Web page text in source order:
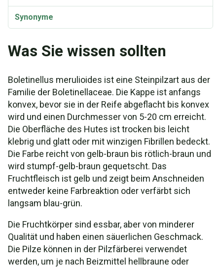
Synonyme
Was Sie wissen sollten
Boletinellus merulioides ist eine Steinpilzart aus der
Familie der Boletinellaceae. Die Kappe ist anfangs
konvex, bevor sie in der Reife abgeflacht bis konvex
wird und einen Durchmesser von 5-20 cm erreicht.
Die Oberfläche des Hutes ist trocken bis leicht
klebrig und glatt oder mit winzigen Fibrillen bedeckt.
Die Farbe reicht von gelb-braun bis rötlich-braun und
wird stumpf-gelb-braun gequetscht. Das
Fruchtfleisch ist gelb und zeigt beim Anschneiden
entweder keine Farbreaktion oder verfärbt sich
langsam blau-grün.
Die Fruchtkörper sind essbar, aber von minderer
Qualität und haben einen säuerlichen Geschmack.
Die Pilze können in der Pilzfärberei verwendet
werden, um je nach Beizmittel hellbraune oder